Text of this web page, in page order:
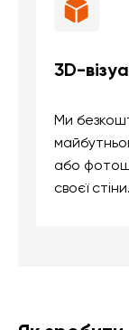
3D-
Ми
або
своєї стіни.